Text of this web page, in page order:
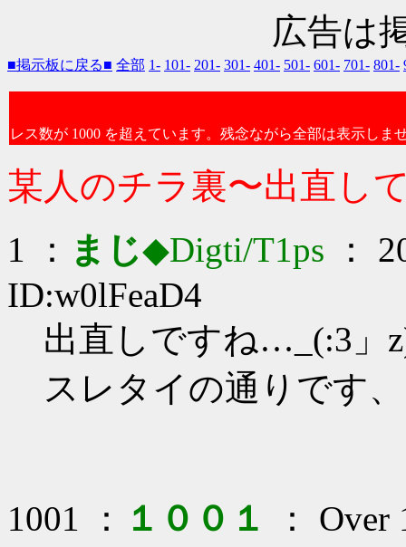
広告は
■掲示板に戻る■ 全部 1- 101- 201- 301- 401- 501- 601- 701- 801-
レス数が 1000 を超えています。残念ながら全部は表示しま
某人のチラ裏〜出直し
1 ： まじ◆Digti/T1ps ：
ID:w0lFeaD4
出直しですね…_(:3」
スレタイの通りです
1001 ： １００１
： Over